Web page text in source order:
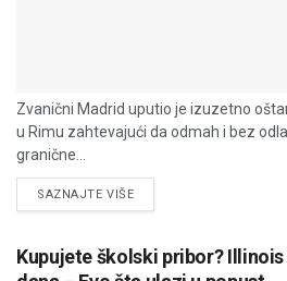
Zvanični Madrid uputio je izuzetno
u Rimu zahtevajući da odmah i bez
granične...
SAZNAJTE VIŠEDETAILS
Kupujete školski pribor?